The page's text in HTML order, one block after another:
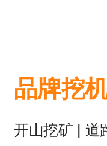
品牌挖
开山挖矿 | 道